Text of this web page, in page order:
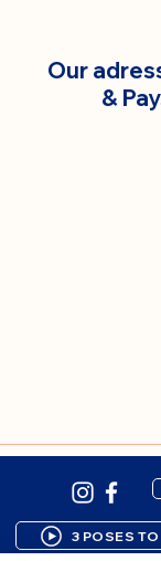
Our
&
3 POSES